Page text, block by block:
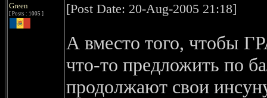
Green
[ Posts : 1005 ] [Post Date: 20-Aug-2005 21:18]
А вместо того,
что-то предложить по
продолжают свои